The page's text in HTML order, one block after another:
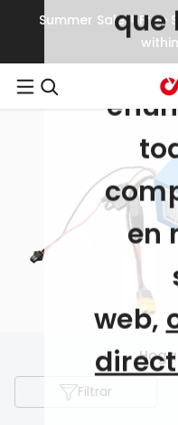
Saltar Al Contenido
Summer Sale🚲Free
que
en
web,
Filtrar